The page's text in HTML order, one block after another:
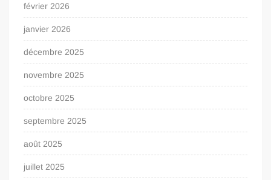
février 2026
janvier 2026
décembre 2025
novembre 2025
octobre 2025
septembre 2025
août 2025
juillet 2025